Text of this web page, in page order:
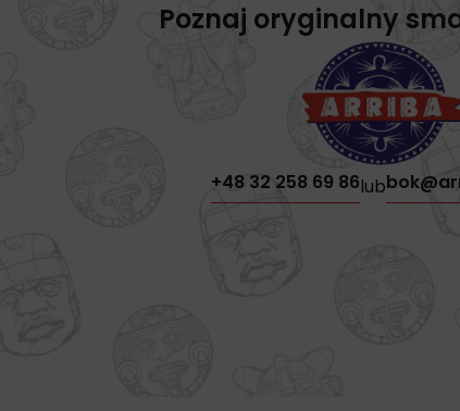
Poznaj oryginalny
+48 32 258 69 86lub